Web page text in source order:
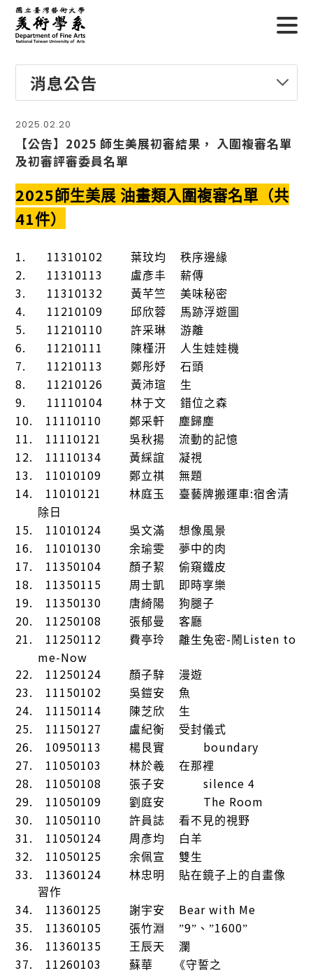
消息公告
2025.02.20
【公告】2025 師生美展初審結果， 入圍複審名單
及初審評審委員名單
2025師生美展 油畫類入圍複審名單（共
41件）
1. 11310102葉玟均 秩序邊緣
2. 11310113 盧彥丰 薪傳
3. 11310132黃芊竺 美味秘密
4. 11210109 邱欣蓉 馬跡浮遊圖
5. 11210110許采琳 游離
6. 11210111 陳槿汧 人生娃娃機
7. 11210113鄭彤妤 石頭
8. 11210126黃沛瑄 生
9. 11110104林于文 錯位之森
10. 11110110鄭采軒 塵歸塵
11. 11110121 吳秋揚 流動的記憶
12. 11110134黃綵誼 凝視
13. 11010109鄭立祺 無題
14. 11010121林庭玉 臺藝牌搬運車:宿舍清
除日
15. 11010124 吳文滿 想像風景
16. 11010130余瑜雯 夢中的肉
17. 11350104 顏子絜 偷窺鐵皮
18. 11350115 周士凱 即時享樂
19. 11350130 唐綺陽 狗腿⼦
20. 11250108 張郁曼 客廳
21. 11250112 費亭玲 離生兔密- 鬧 Listen to
me-Now
22.
11250124 顏子騂 漫遊
23. 11150102 吳鎧安 魚
24. 11150114 陳芝欣 生
25. 11150127 盧紀衡 受封儀式
26. 10950113楊艮實 boundary
27.
11050103林於羲 在那裡
28. 11050108 張子安silence 4
29.
11050109劉庭安 The Room
30.
11050110許員誌 看不見的視野
31. 11050124 周彥均 白羊
32. 11050125余佩宣 雙生
33. 11360124林忠明
貼在鏡子上的自畫像
習作
34. 11360125謝宇安
Bear with Me
35.
11360105 張竹淵 ”9”、”1600”
36. 11360135 王辰天 瀾
37. 11260103蘇華
《守誓之